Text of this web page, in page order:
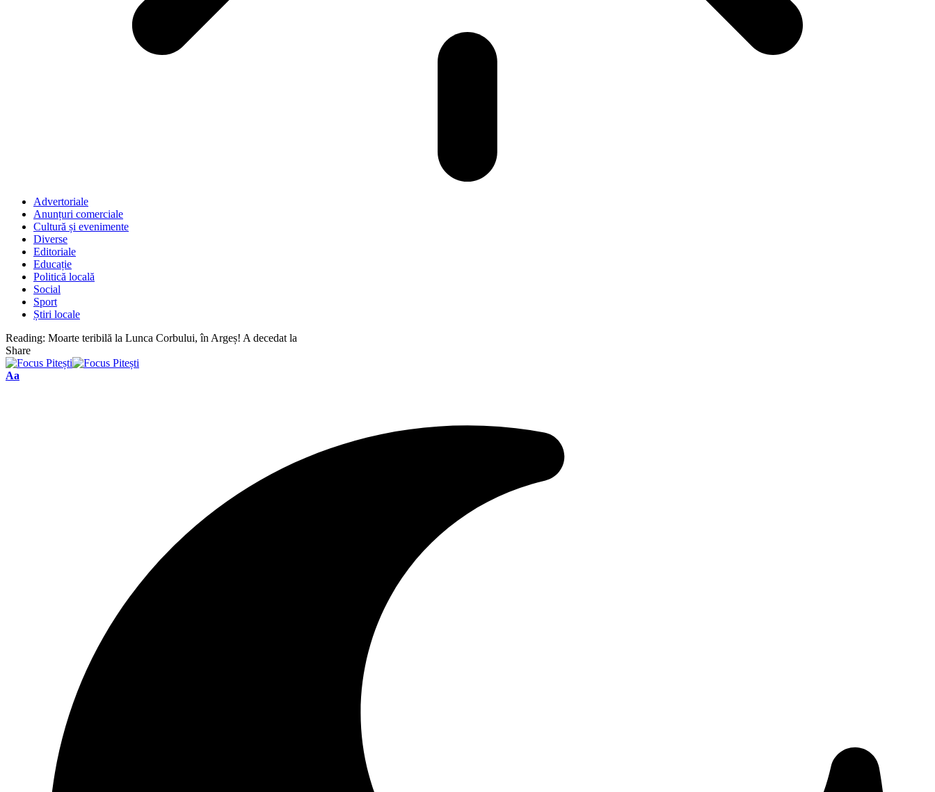
Advertoriale
Anunțuri comerciale
Cultură și evenimente
Diverse
Editoriale
Educație
Politică locală
Social
Sport
Știri locale
Reading: Moarte teribilă la Lunca Corbului, în Argeș! A decedat la
Share
Font
Aa